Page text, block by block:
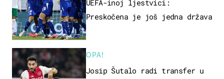
UEFA-inoj ljestvici:
Preskočena je još jedna država
OPA!
Josip Šutalo radi transfer u